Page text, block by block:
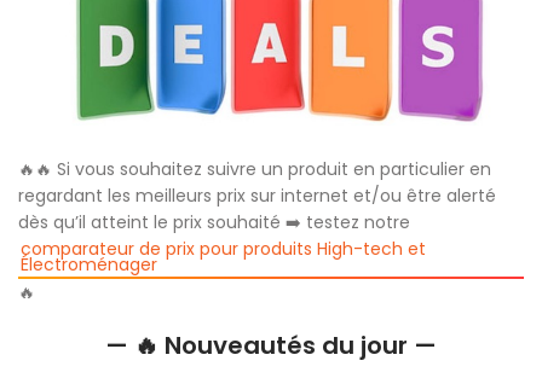
🔥🔥 Si vous souhaitez suivre un produit en particulier en
regardant les meilleurs prix sur internet et/ou être alerté
dès qu’il atteint le prix souhaité ➡️ testez notre
comparateur de prix pour produits High-tech et
Électroménager
🔥
— 🔥 Nouveautés du jour —